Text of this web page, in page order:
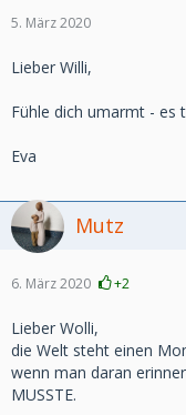
5. März 2020
Lieber Willi,
Fühle dich umarmt - es
Eva
Mutz
6. März 2020 +2
Lieber Wolli,
die Welt steht einen
wenn man daran
MUSSTE.